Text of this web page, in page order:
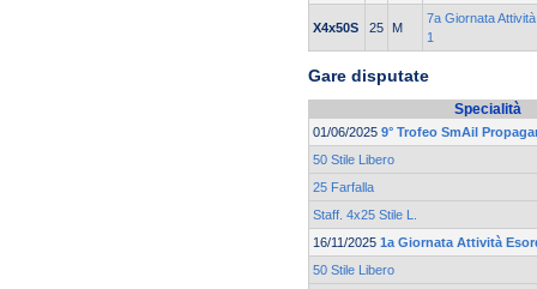
X4x50S 25 M
7a Giornata
1
Gare disputate
Specialità
01/06/2025 9° Trofeo SmAil
50 Stile Libero
25 Farfalla
Staff. 4x25 Stile L.
16/11/2025 1a Giornata Attività
50 Stile Libero